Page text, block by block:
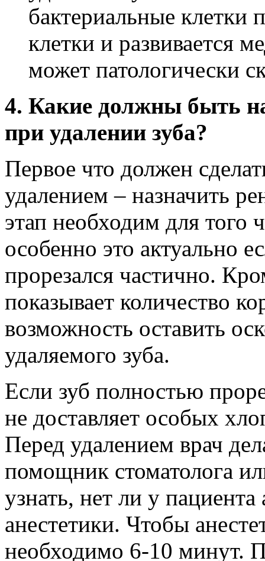
бактериальные клетки
клетки и развивается
может патологически
4. Какие должны быть
при удалении зуба?
Первое что должен
удалением – назначить
этап необходим для того
особенно это актуально
прорезался частично.
показывает количество
возможность оставить
удаляемого зуба.
Если зуб полностью
не доставляет особых
Перед удалением врач
помощник стоматолога
узнать, нет ли у
анестетики. Чтобы
необходимо 6-10 минут.